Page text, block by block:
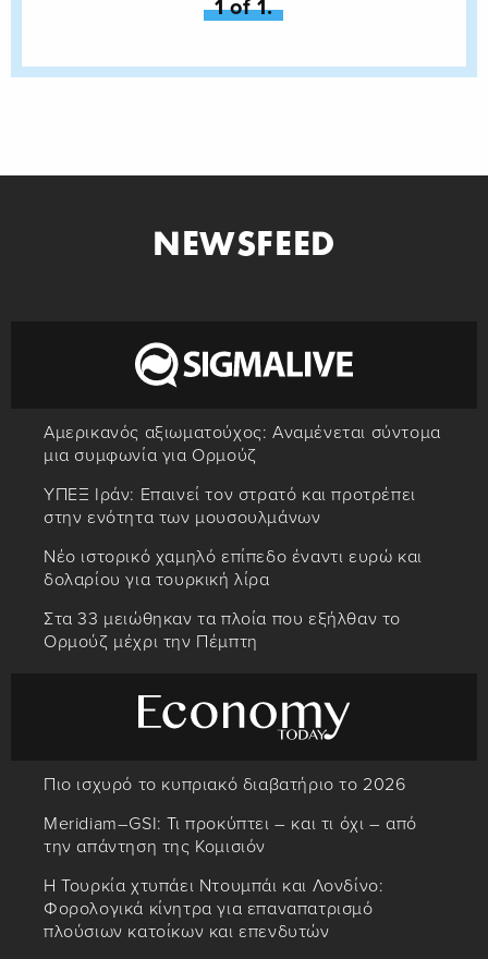
You're on page
1 of 1.
NEWSFEED
Αμερικανός αξιωματούχος: Αναμένεται σύντομα
μια συμφωνία για Ορμούζ
ΥΠΕΞ Ιράν: Επαινεί τον στρατό και προτρέπει
στην ενότητα των μουσουλμάνων
Νέο ιστορικό χαμηλό επίπεδο έναντι ευρώ και
δολαρίου για τουρκική λίρα
Στα 33 μειώθηκαν τα πλοία που εξήλθαν το
Ορμούζ μέχρι την Πέμπτη
Πιο ισχυρό το κυπριακό διαβατήριο το 2026
Meridiam–GSI: Τι προκύπτει – και τι όχι – από
την απάντηση της Κομισιόν
Η Τουρκία χτυπάει Ντουμπάι και Λονδίνο:
Φορολογικά κίνητρα για επαναπατρισμό
πλούσιων κατοίκων και επενδυτών